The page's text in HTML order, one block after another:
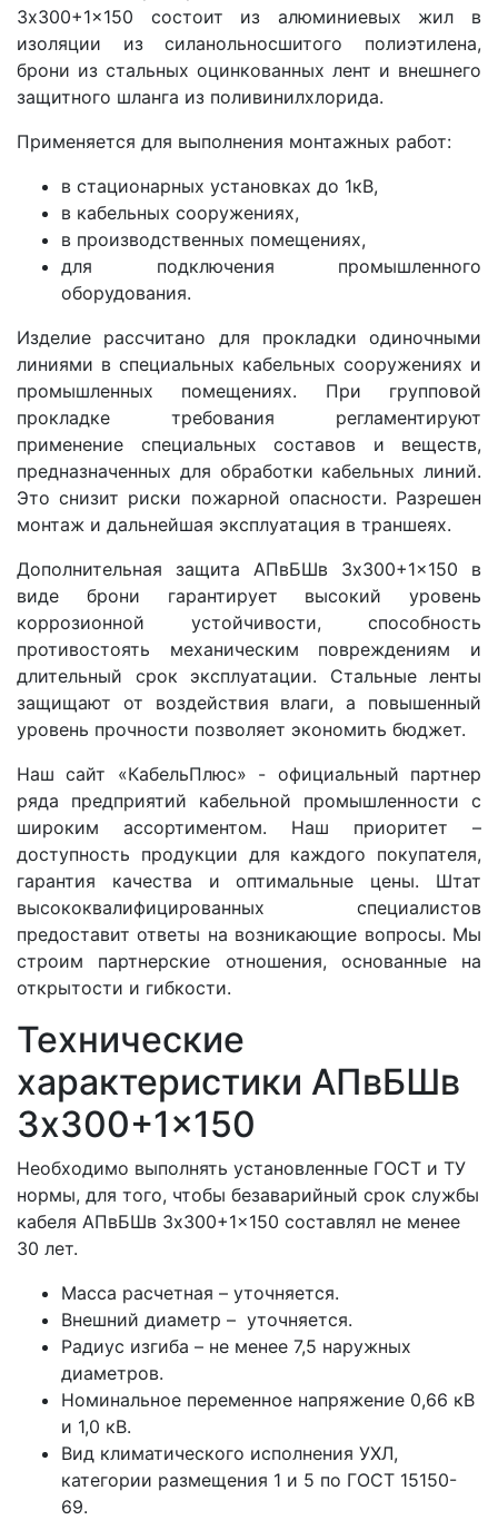
3x300+1x150 состоит из алюминиевых жил в
изоляции из силанольносшитого полиэтилена,
брони из стальных оцинкованных лент и внешнего
защитного шланга из поливинилхлорида.
Применяется для выполнения монтажных работ:
в стационарных установках до 1кВ,
в кабельных сооружениях,
в производственных помещениях,
для подключения промышленного
оборудования.
Изделие рассчитано для прокладки одиночными
линиями в специальных кабельных сооружениях и
промышленных помещениях. При групповой
прокладке требования регламентируют
применение специальных составов и веществ,
предназначенных для обработки кабельных линий.
Это снизит риски пожарной опасности. Разрешен
монтаж и дальнейшая эксплуатация в траншеях.
Дополнительная защита АПвБШв 3x300+1x150 в
виде брони гарантирует высокий уровень
коррозионной устойчивости, способность
противостоять механическим повреждениям и
длительный срок эксплуатации. Стальные ленты
защищают от воздействия влаги, а повышенный
уровень прочности позволяет экономить бюджет.
Наш сайт «КабельПлюс» - официальный партнер
ряда предприятий кабельной промышленности с
широким ассортиментом. Наш приоритет –
доступность продукции для каждого покупателя,
гарантия качества и оптимальные цены. Штат
высококвалифицированных специалистов
предоставит ответы на возникающие вопросы. Мы
строим партнерские отношения, основанные на
открытости и гибкости.
Технические
характеристики АПвБШв
3x300+1x150
Необходимо выполнять установленные ГОСТ и ТУ
нормы, для того, чтобы безаварийный срок службы
кабеля АПвБШв 3x300+1x150 составлял не менее
30 лет.
Масса расчетная – уточняется.
Внешний диаметр – уточняется.
Радиус изгиба – не менее 7,5 наружных
диаметров.
Номинальное переменное напряжение 0,66 кВ
и 1,0 кВ.
Вид климатического исполнения УХЛ,
категории размещения 1 и 5 по ГОСТ 15150-
69.